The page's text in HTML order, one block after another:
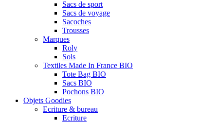
Sacs de sport
Sacs de voyage
Sacoches
Trousses
Marques
Roly
Sols
Textiles Made In France BIO
Tote Bag BIO
Sacs BIO
Pochons BIO
Objets Goodies
Ecriture & bureau
Ecriture